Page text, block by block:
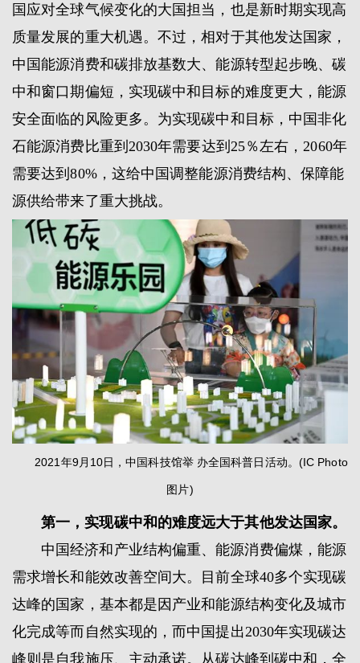
国应对全球气候变化的大国担当，也是新时期实现高
质量发展的重大机遇。不过，相对于其他发达国家，
中国能源消费和碳排放基数大、能源转型起步晚、碳
中和窗口期偏短，实现碳中和目标的难度更大，能源
安全面临的风险更多。为实现碳中和目标，中国非化
石能源消费比重到2030年需要达到25％左右，2060年
需要达到80%，这给中国调整能源消费结构、保障能
源供给带来了重大挑战。
2021年9月10日，中国科技馆举 办全国科普日活动。(IC Photo
图片)
第一，实现碳中和的难度远大于其他发达国家。
中国经济和产业结构偏重、能源消费偏煤，能源
需求增长和能效改善空间大。目前全球40多个实现碳
达峰的国家，基本都是因产业和能源结构变化及城市
化完成等而自然实现的，而中国提出2030年实现碳达
峰则是自我施压、主动承诺。从碳达峰到碳中和，全